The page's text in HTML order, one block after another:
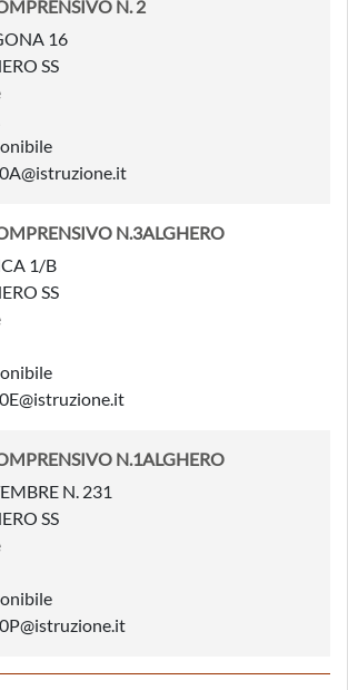
N. 2
16
SS
N.3ALGHERO
1/B
SS
N.1ALGHERO
N. 231
SS